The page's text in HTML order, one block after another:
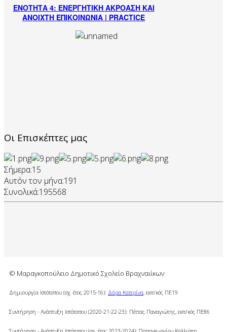
ΕΝΟΤΗΤΑ 4: ΕΝΕΡΓΗΤΙΚΗ ΑΚΡΟΑΣΗ ΚΑΙ
ΑΝΟΙΧΤΗ ΕΠΙΚΟΙΝΩΝΙΑ | PRACTICE
Οι Επισκέπτες μας
Σήμερα:15
Αυτόν τον μήνα:191
Συνολικά:195568
© Μαραγκοπούλειο Δημοτικό Σχολείο Βραχναιίκων
Δημιουργία Ιστότοπου (σχ. έτος 2015-16): Δάρα Κατερίνα, εκπ/κός ΠΕ19
Συντήρηση - Ανάπτυξη Ιστότοπου (2020-21-22-23): Πέττας Παναγιώτης, εκπ/κός ΠΕ86